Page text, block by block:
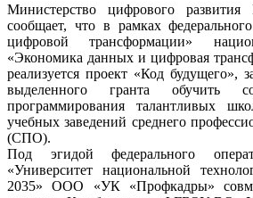
Министерство цифрового развития
сообщает, что в рамках
цифровой трансформации»
«Экономика данных и цифровая
реализуется проект «Код будущего»,
выделенного гранта обучить
программирования талантливых
учебных заведений среднего
(СПО).
Под эгидой федерального
«Университет национальной
2035» ООО «УК «Профкадры»